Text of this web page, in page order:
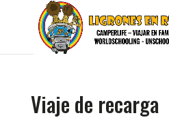
Viaje de recarga